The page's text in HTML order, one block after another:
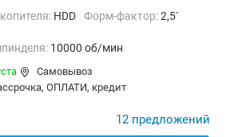
HDD Форм-фактор:2,5`
10000 об/мин
Самовывоз
ОПЛАТИ, кредит
12 предложений